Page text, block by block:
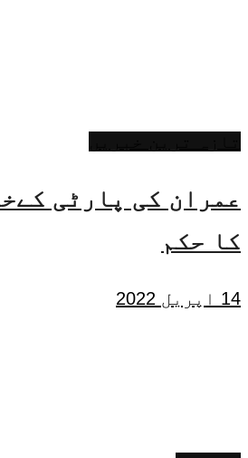
عمران کی پارٹی
کا حکم
14 اپریل 2022